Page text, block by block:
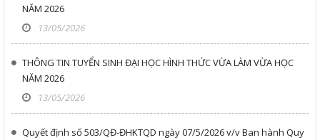
NĂM 2026
13/05/2026
THÔNG TIN TUYỂN SINH ĐẠI HỌC HÌNH THỨC VỪA LÀM VỪA HỌC
NĂM 2026
13/05/2026
Quyết định số 503/QĐ-ĐHKTQD ngày 07/5/2026 v/v Ban hành Quy